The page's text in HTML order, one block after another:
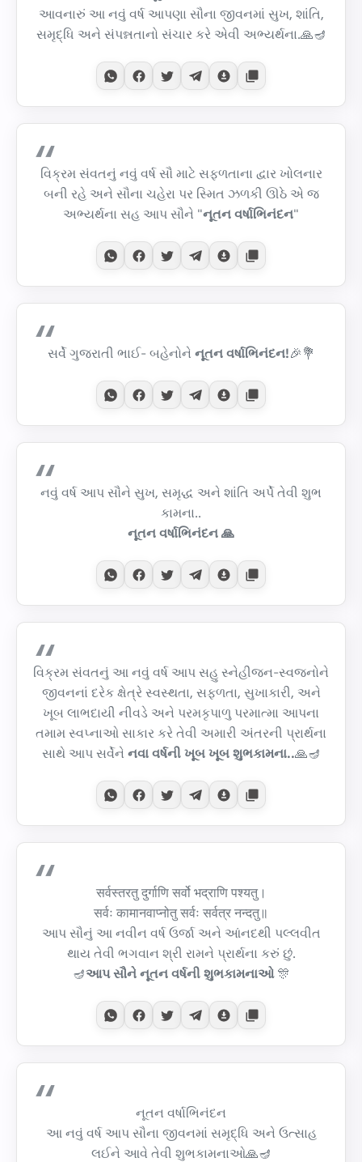
આવનારું આ નવું વર્ષ આપણા સૌના જીવનમાં સુખ, શાંતિ,
સમૃદ્ધિ અને સંપન્નતાનો સંચાર કરે એવી અભ્યર્થના.🙏🪔
વિક્રમ સંવતનું નવું વર્ષ સૌ માટે સફળતાના દ્વાર ખોલનાર
બની રહે અને સૌના ચહેરા પર સ્મિત ઝળકી ઊઠે એ જ
અભ્યર્થના સહ આપ સૌને "નૂતન વર્ષાભિનંદન"
સર્વે ગુજરાતી ભાઈ- બહેનોને નૂતન વર્ષાભિનંદન!🎉💐
નવું વર્ષ આપ સૌને સુખ, સમૃદ્ધ અને શાંતિ અર્પે તેવી શુભ
કામના..
નૂતન વર્ષાભિનંદન 🙏
વિક્રમ સંવતનું આ નવું વર્ષ આપ સહુ સ્નેહીજન-સ્વજનોને
જીવનનાં દરેક ક્ષેત્રે સ્વસ્થતા, સફળતા, સુખાકારી, અને
ખૂબ લાભદાયી નીવડે અને પરમકૃપાળુ પરમાત્મા આપના
તમામ સ્વપ્નાઓ સાકાર કરે તેવી અમારી અંતરની પ્રાર્થના
સાથે આપ સર્વેને નવા વર્ષની ખૂબ ખૂબ શુભકામના..🙏🪔
सर्वस्तरतु दुर्गाणि सर्वो भद्राणि पश्यतु।
सर्वः कामानवाप्नोतु सर्वः सर्वत्र नन्दतु॥
આપ સૌનું આ નવીન વર્ષ ઉર્જા અને આંનદથી પલ્લવીત
થાય તેવી ભગવાન શ્રી રામને પ્રાર્થના કરું છું.
🪔આપ સૌને નૂતન વર્ષની શુભકામનાઓ 🎊
નૂતન વર્ષાભિનંદન
આ નવું વર્ષ આપ સૌના જીવનમાં સમૃદ્ધિ અને ઉત્સાહ
લઈને આવે તેવી શુભકામનાઓ🙏🪔